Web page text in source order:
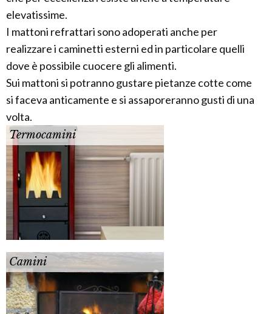
elevatissime.
I mattoni refrattari sono adoperati anche per
realizzare i caminetti esterni ed in particolare quelli
dove è possibile cuocere gli alimenti.
Sui mattoni si potranno gustare pietanze cotte come
si faceva anticamente e si assaporeranno gusti di una
volta.
Termocamini
Camini